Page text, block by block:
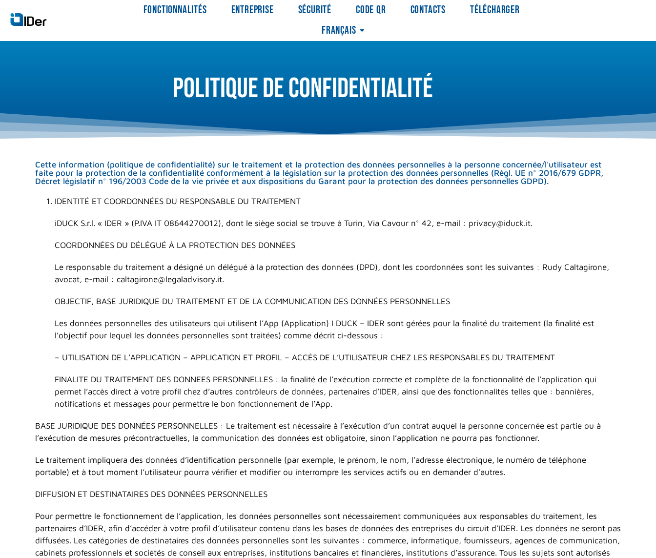
FONCTIONNALITÉS ENTREPRISE SÉCURITÉ CODE QR CONTACTS
TÉLÉCHARGER
FRANÇAIS
politique de confidentialité
Cette information (politique de confidentialité) sur le traitement et la protection des données personnelles à la personne concernée/l'utilisateur est
faite pour la protection de la confidentialité conformément à la législation sur la protection des données personnelles (Règl. UE n° 2016/679 GDPR,
Décret législatif n° 196/2003 Code de la vie privée et aux dispositions du Garant pour la protection des données personnelles GDPD).
IDENTITÉ ET COORDONNÉES DU RESPONSABLE DU TRAITEMENT
iDUCK S.r.l. « IDER » (P.IVA IT 08644270012), dont le siège social se trouve à Turin, Via Cavour n° 42, e-mail : privacy@iduck.it.
COORDONNÉES DU DÉLÉGUÉ À LA PROTECTION DES DONNÉES
Le responsable du traitement a désigné un délégué à la protection des données (DPD), dont les coordonnées sont les suivantes : Rudy Caltagirone,
avocat, e-mail : caltagirone@legaladvisory.it.
OBJECTIF, BASE JURIDIQUE DU TRAITEMENT ET DE LA COMMUNICATION DES DONNÉES PERSONNELLES
Les données personnelles des utilisateurs qui utilisent l’App (Application) I DUCK – IDER sont gérées pour la finalité du traitement (la finalité est
l’objectif pour lequel les données personnelles sont traitées) comme décrit ci-dessous :
– UTILISATION DE L’APPLICATION – APPLICATION ET PROFIL – ACCÈS DE L’UTILISATEUR CHEZ LES RESPONSABLES DU TRAITEMENT
FINALITE DU TRAITEMENT DES DONNEES PERSONNELLES : la finalité de l’exécution correcte et complète de la fonctionnalité de l’application qui
permet l’accès direct à votre profil chez d’autres contrôleurs de données, partenaires d’IDER, ainsi que des fonctionnalités telles que : bannières,
notifications et messages pour permettre le bon fonctionnement de l’App.
BASE JURIDIQUE DES DONNÉES PERSONNELLES : Le traitement est nécessaire à l’exécution d’un contrat auquel la personne concernée est partie ou à
l’exécution de mesures précontractuelles, la communication des données est obligatoire, sinon l’application ne pourra pas fonctionner.
Le traitement impliquera des données d’identification personnelle (par exemple, le prénom, le nom, l’adresse électronique, le numéro de téléphone
portable) et à tout moment l’utilisateur pourra vérifier et modifier ou interrompre les services actifs ou en demander d’autres.
DIFFUSION ET DESTINATAIRES DES DONNÉES PERSONNELLES
Pour permettre le fonctionnement de l’application, les données personnelles sont nécessairement communiquées aux responsables du traitement, les
partenaires d’IDER, afin d’accéder à votre profil d’utilisateur contenu dans les bases de données des entreprises du circuit d’IDER. Les données ne seront pas
diffusées. Les catégories de destinataires des données personnelles sont les suivantes : commerce, informatique, fournisseurs, agences de communication,
cabinets professionnels et sociétés de conseil aux entreprises, institutions bancaires et financières, institutions d’assurance. Tous les sujets sont autorisés